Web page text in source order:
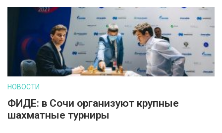
НОВОСТИ
ФИДЕ: в Сочи организуют крупные
шахматные турниры